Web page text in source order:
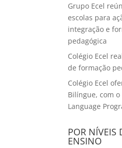
Grupo Ecel
escolas para
integração e
pedagógica
Colégio Ecel
de formação
Colégio Ecel
Bilíngue, com o
Language
POR NÍVEIS
ENSINO